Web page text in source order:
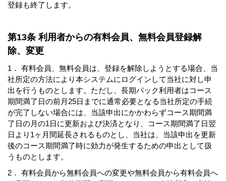
登録も終了します。
第13条 利用者からの有料会員、無料会員登録解
除、変更
1． 有料会員、無料会員は、登録を解除しようとする場合、当
社所定の方法により本システムにログインして当社に対し申
出を行うものとします。ただし、長期パック利用者はコース
期間満了日の前月25日までに通常必要となる当社所定の手続
が完了しない場合には、当該申出にかかわらずコース期間満
了日の月の1日に更新および決済となり、コース期間満了日翌
日より1ヶ月間延長されるものとし、当社は、当該申出を更新
後のコース期間満了時に効力が発生するための申出として扱
うものとします。
2． 有料会員から無料会員への変更や無料会員から有料会員へ